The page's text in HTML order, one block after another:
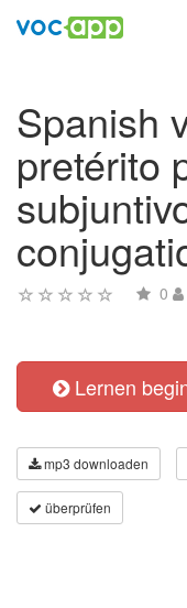
Spanish
pretérito
0
Lernen
mp3 downloaden
überprüfen